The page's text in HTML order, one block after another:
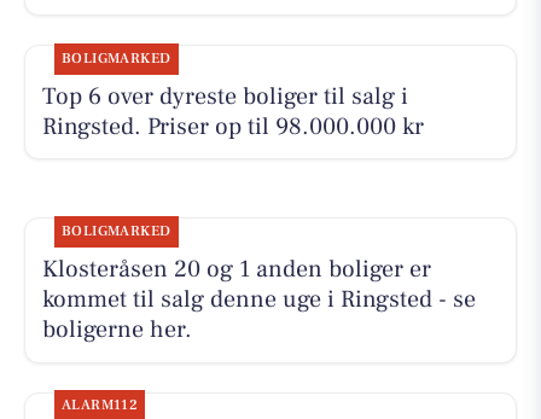
BOLIGMARKED
Top 6 over dyreste boliger til salg i
Ringsted. Priser op til 98.000.000 kr
BOLIGMARKED
Klosteråsen 20 og 1 anden boliger er
kommet til salg denne uge i Ringsted - se
boligerne her.
ALARM112